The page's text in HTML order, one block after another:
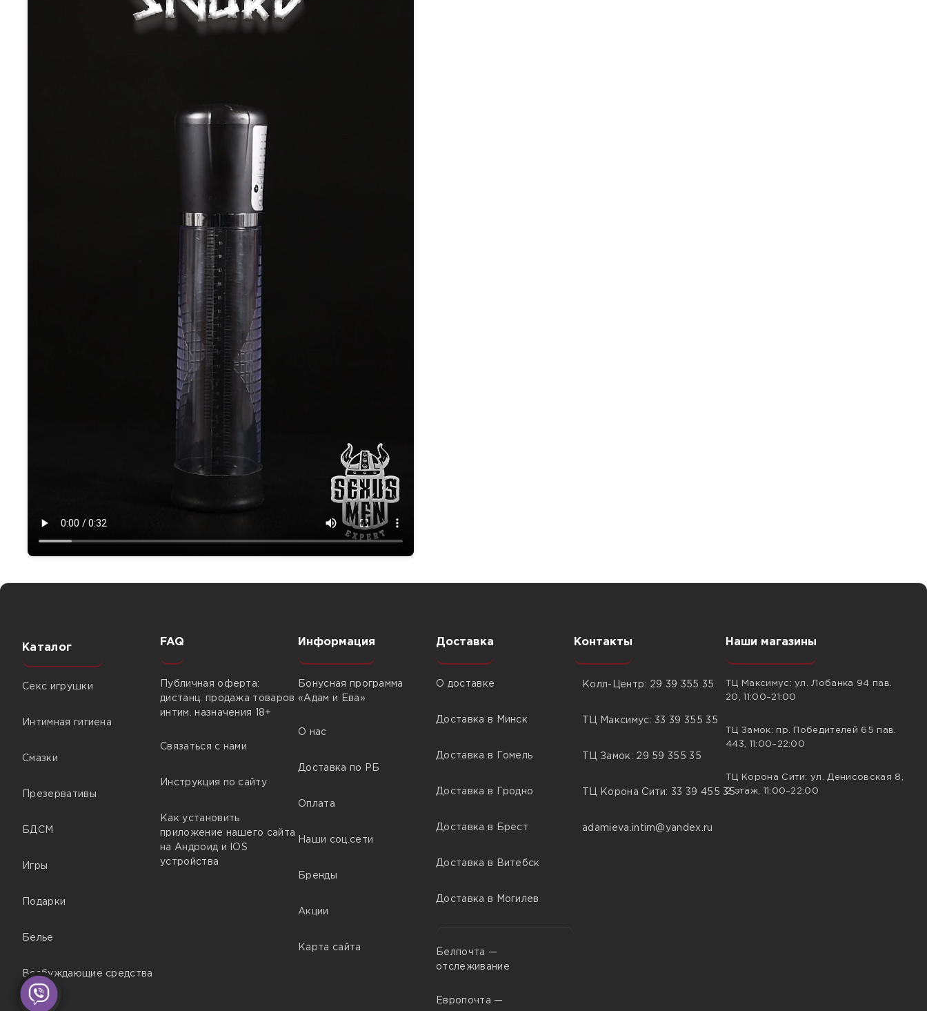
Каталог
Секс игрушки
Интимная гигиена
Смазки
Презервативы
БДСМ
Игры
Подарки
Белье
Возбуждающие средства
FAQ
Публичная оферта:
дистанц. продажа товаров
интим. назначения 18+
Связаться с нами
Инструкция по сайту
Как установить
приложение нашего сайта
на Андроид и IOS
устройства
Информация
Бонусная программа
«Адам и Ева»
О нас
Доставка по РБ
Оплата
Наши соц.сети
Бренды
Акции
Карта сайта
Доставка
О доставке
Доставка в Минск
Доставка в Гомель
Доставка в Гродно
Доставка в Брест
Доставка в Витебск
Доставка в Могилев
Белпочта —
отслеживание
Европочта —
Контакты
Колл-Центр: 29 39 355 35
ТЦ Максимус: 33 39 355 35
ТЦ Замок: 29 59 355 35
ТЦ Корона Сити: 33 39 455 35
adamieva.intim@yandex.ru
Наши магазины
ТЦ Максимус: ул. Лобанка 94 пав.
20, 11:00–21:00
ТЦ Замок: пр. Победителей 65 пав.
443, 11:00–22:00
ТЦ Корона Сити: ул. Денисовская 8,
2 этаж, 11:00–22:00